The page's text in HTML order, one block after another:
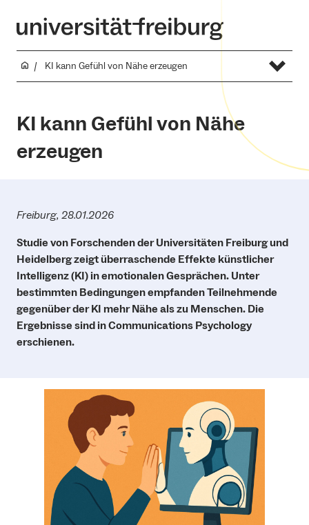
KI kann Gefühl von Nähe erzeugen
KI kann Gefühl von Nähe
erzeugen
Freiburg, 28.01.2026
Studie von Forschenden der Universitäten Freiburg und
Heidelberg zeigt überraschende Effekte künstlicher
Intelligenz (KI) in emotionalen Gesprächen. Unter
bestimmten Bedingungen empfanden Teilnehmende
gegenüber der KI mehr Nähe als zu Menschen. Die
Ergebnisse sind in Communications Psychology
erschienen.